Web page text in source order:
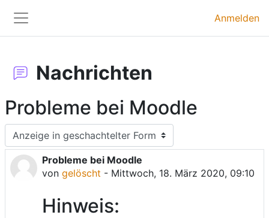
Website-Übersicht
Anmelden
Nachrichten
Probleme bei Moodle
Anzeigemodus
Probleme bei Moodle
von gelöscht - Mittwoch, 18. März 2020, 09:10
Anzahl Antworten: 0
Hinweis: